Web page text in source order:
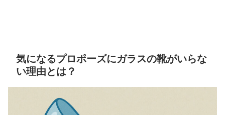
気になるプロポーズにガラスの靴がいらな
い理由とは？